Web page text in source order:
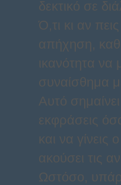
δεκτικό σε
Ό,τι κι αν
απήχηση,
ικανότητα να
συναίσθημα
Αυτό
εκφράσεις
και να
ακούσει τις
Ωστόσο,